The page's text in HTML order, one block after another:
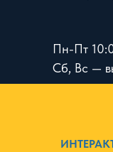
Пн-Пт
Сб, Вс —